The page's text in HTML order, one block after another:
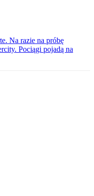
Na razie na próbę
Pociągi pojadą na